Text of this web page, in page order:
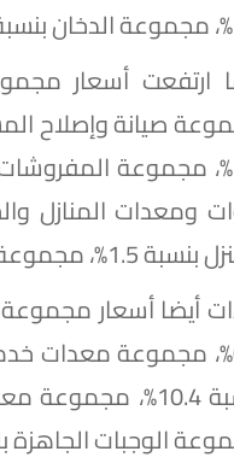
خدمات مرضى العيادات الخارجية بنسبة 0.7%.
الجاهزة بنسبة 1.1%، مجموعة العناية